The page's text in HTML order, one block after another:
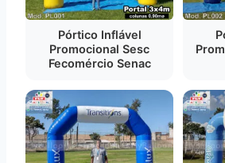
Pórtico Inflável
Promocional Sesc
Fecomércio Senac